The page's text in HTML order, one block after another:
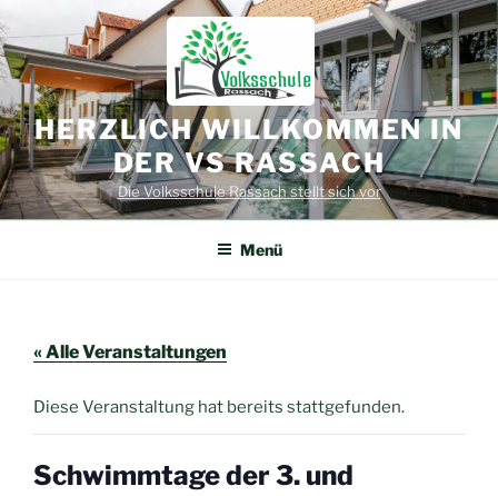
Zum
Inhalt
springen
HERZLICH WILLKOMMEN IN
DER VS RASSACH
Die Volksschule Rassach stellt sich vor
Menü
« Alle Veranstaltungen
Diese Veranstaltung hat bereits stattgefunden.
Schwimmtage der 3. und